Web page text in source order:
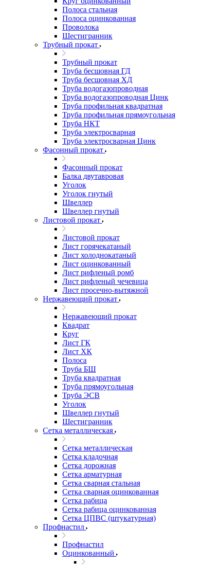
Полоса стальная
Полоса оцинкованная
Проволока
Шестигранник
Трубный прокат
Трубный прокат
Труба бесшовная ГД
Труба бесшовная ХД
Труба водогазопроводная
Труба водогазопроводная Цинк
Труба профильная квадратная
Труба профильная прямоугольная
Труба НКТ
Труба электросварная
Труба электросварная Цинк
Фасонный прокат
Фасонный прокат
Балка двутавровая
Уголок
Уголок гнутый
Швеллер
Швеллер гнутый
Листовой прокат
Листовой прокат
Лист горячекатаный
Лист холоднокатаный
Лист оцинкованный
Лист рифленый ромб
Лист рифленый чечевица
Лист просечно-вытяжной
Нержавеющий прокат
Нержавеющий прокат
Квадрат
Круг
Лист ГК
Лист ХК
Полоса
Труба БШ
Труба квадратная
Труба прямоугольная
Труба ЭСВ
Уголок
Швеллер гнутый
Шестигранник
Сетка металлическая
Сетка металлическая
Сетка кладочная
Сетка дорожная
Сетка арматурная
Сетка сварная стальная
Сетка сварная оцинкованная
Сетка рабица
Сетка рабица оцинкованная
Сетка ЦПВС (штукатурная)
Профнастил
Профнастил
Оцинкованный